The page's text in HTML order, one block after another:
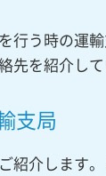
行う時の運
先を紹介して
支局
紹介します